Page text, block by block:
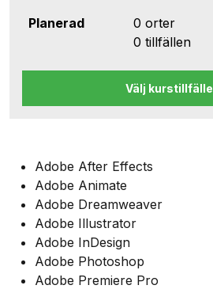
Planerad
0 orter
0 tillfällen
Välj kurstillfälle
Adobe After Effects
Adobe Animate
Adobe Dreamweaver
Adobe Illustrator
Adobe InDesign
Adobe Photoshop
Adobe Premiere Pro